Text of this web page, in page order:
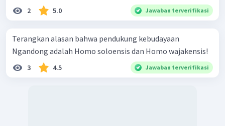
2 5.0 Jawaban terverifikasi
Terangkan alasan bahwa pendukung kebudayaan
Ngandong adalah Homo soloensis dan Homo wajakensis!
3 4.5 Jawaban terverifikasi